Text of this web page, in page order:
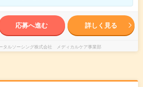
応募へ進む 詳しく見る
タルソーシング株式会社 メディカルケア事業部